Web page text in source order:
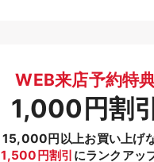
WEB来店予約特
1,000円割引
15,000円以上お買い上げ
1,500円割引 にランクアッ